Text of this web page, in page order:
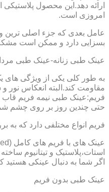
ارائه دهد.این محصول
امروزی است.
بسزایی دارد و ممکن است
عینک طبی زنانه-عینک طبی
به طور کلی یکی از ویژگی های
مقاومت کند.البته انعکاس
فریم:عینک طبی نیمه فریم
حتی چندین روز بر روی چشم
فریم انواع مختلفی دارد که به
استات،پلاستیک و تیتانیوم
اگر شما به دنبال عینکی هستید
عینک طبی بدون فریم